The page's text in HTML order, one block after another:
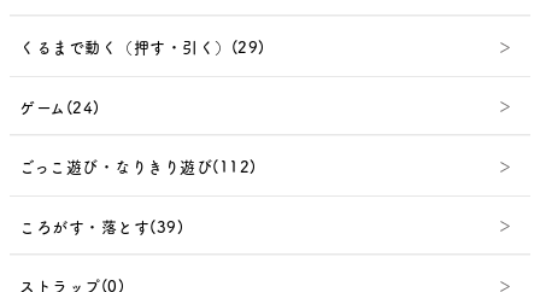
くるまで動く（押す・引く）(29)
ゲーム(24)
ごっこ遊び・なりきり遊び(112)
ころがす・落とす(39)
ストラップ(0)